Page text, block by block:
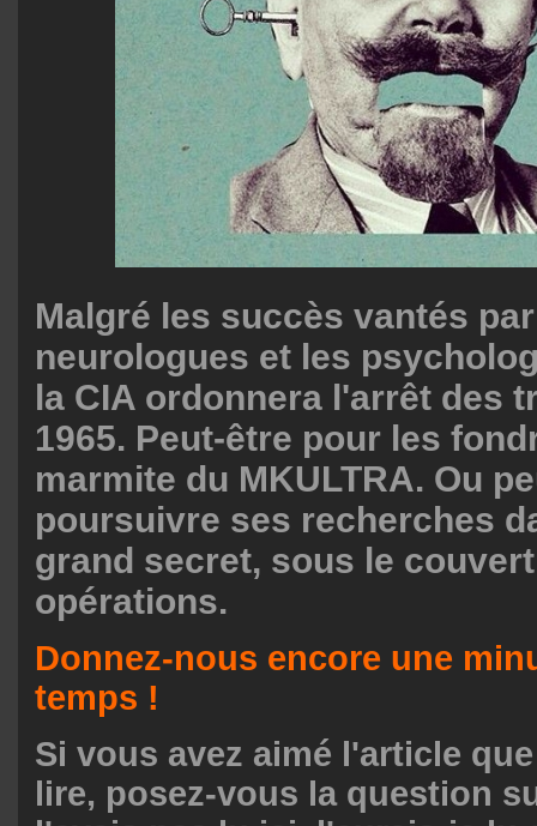
Malgré les succès vantés
neurologues et les
la CIA ordonnera l'arrêt des
1965. Peut-être pour les
marmite du MKULTRA. Ou
poursuivre ses recherches
grand secret, sous le
opérations.
Donnez-nous encore une
temps !
Si vous avez aimé l'article
lire, posez-vous la question